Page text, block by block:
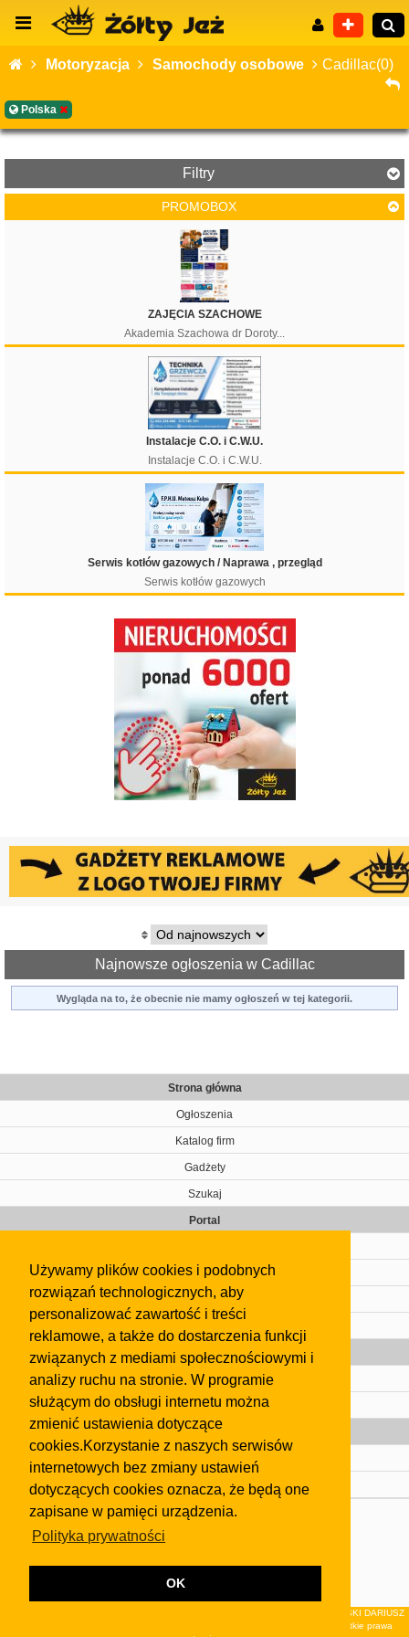
Używamy plików cookies i podobnych
rozwiązań technologicznych, aby
personalizować zawartość i treści
reklamowe, a także do dostarczenia funkcji
związanych z mediami społecznościowymi i
analizy ruchu na stronie. W programie
służącym do obsługi internetu można
zmienić ustawienia dotyczące
cookies.Korzystanie z naszych serwisów
internetowych bez zmiany ustawień
dotyczących cookies oznacza, że będą one
zapisane w pamięci urządzenia.
Polityka prywatności
OK
Motoryzacja Samochody osobowe Cadillac(0)
Polska
Filtry
PROMOBOX
ZAJĘCIA SZACHOWE
Akademia Szachowa dr Doroty...
Instalacje C.O. i C.W.U.
Instalacje C.O. i C.W.U.
Serwis kotłów gazowych / Naprawa , przegląd
Serwis kotłów gazowych
Najnowsze ogłoszenia w Cadillac
Wygląda na to, że obecnie nie mamy ogłoszeń w tej kategorii.
Strona główna
Ogłoszenia
Katalog firm
Gadżety
Szukaj
Portal
Kontakt
Regulamin
Gazeta
Olkusz
Kontakt
Strefa dla biznesu
Biura nieruchomości
Dealerzy i autokomisy
Skontaktuj się z nami
regulaminuiPolityki Prywatności.
Klauzula FB
© 2026Wydawnictwo NEON sp. z o.o. (dawniej: FIRMA NEON MAREK KLUCZEWSKI DARIUSZ
KRAWCZYK s.c.) z siedzibą w Olkuszu, ul.Żuradzka 15, 32-300 Olkusz . Wszystkie prawa